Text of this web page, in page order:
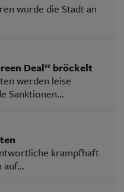
wurde die Stadt an
Deal“ bröckelt
werden leise
Sanktionen...
krampfhaft